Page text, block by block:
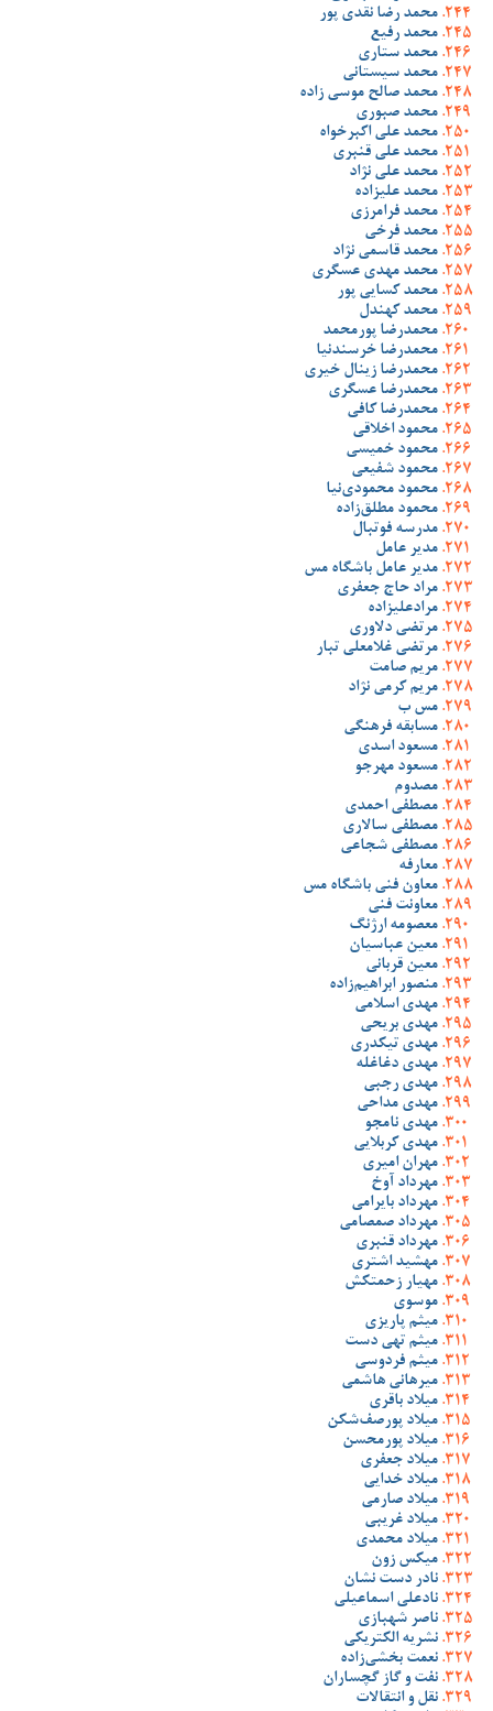
محمد رضا نقدی پور
محمد رفیع
محمد ستاری
محمد سیستانی
محمد صالح موسی زاده
محمد صبوری
محمد علی اکبرخواه
محمد علی قنبری
محمد علی نژاد
محمد علیزاده
محمد فرامرزی
محمد فرخی
محمد قاسمی نژاد
محمد مهدی عسگری
محمد کسایی پور
محمد کهندل
محمدرضا پورمحمد
محمدرضا خرسندنیا
محمدرضا زینال خیری
محمدرضا عسگری
محمدرضا کافی
محمود اخلاقی
محمود خمیسی
محمود شفیعی
محمود محمودی‌نیا
محمود مطلق‌زاده
مدرسه فوتبال
مدیر عامل
مدیر عامل باشگاه مس
مراد حاج جعفری
مرادعلیزاده
مرتضی دلاوری
مرتضی غلامعلی تبار
مریم صامت
مریم کرمی نژاد
مس ب
مسابقه فرهنگی
مسعود اسدی
مسعود مهرجو
مصدوم
مصطفی احمدی
مصطفی سالاری
مصطفی شجاعی
معارفه
معاون فنی باشگاه مس
معاونت فنی
معصومه ارژنگ
معین عباسیان
معین قربانی
منصور ابراهیم‌زاده
مهدی اسلامی
مهدی بریحی
مهدی تیکدری
مهدی دغاغله
مهدی رجبی
مهدی مداحی
مهدی نامجو
مهدی کربلایی
مهران امیری
مهرداد آوخ
مهرداد بایرامی
مهرداد صمصامی
مهرداد قنبری
مهشید اشتری
مهیار زحمتکش
موسوی
میثم پاریزی
میثم تهی دست
میثم فردوسی
میرهانی هاشمی
میلاد باقری
میلاد پورصف‌شکن
میلاد پورمحسن
میلاد جعفری
میلاد خدایی
میلاد صارمی
میلاد غریبی
میلاد محمدی
میکس زون
نادر دست نشان
نادعلی اسماعیلی
ناصر شهبازی
نشریه الکتریکی
نعمت بخشی‌زاده
نفت و گاز گچساران
نقل و انتقالات